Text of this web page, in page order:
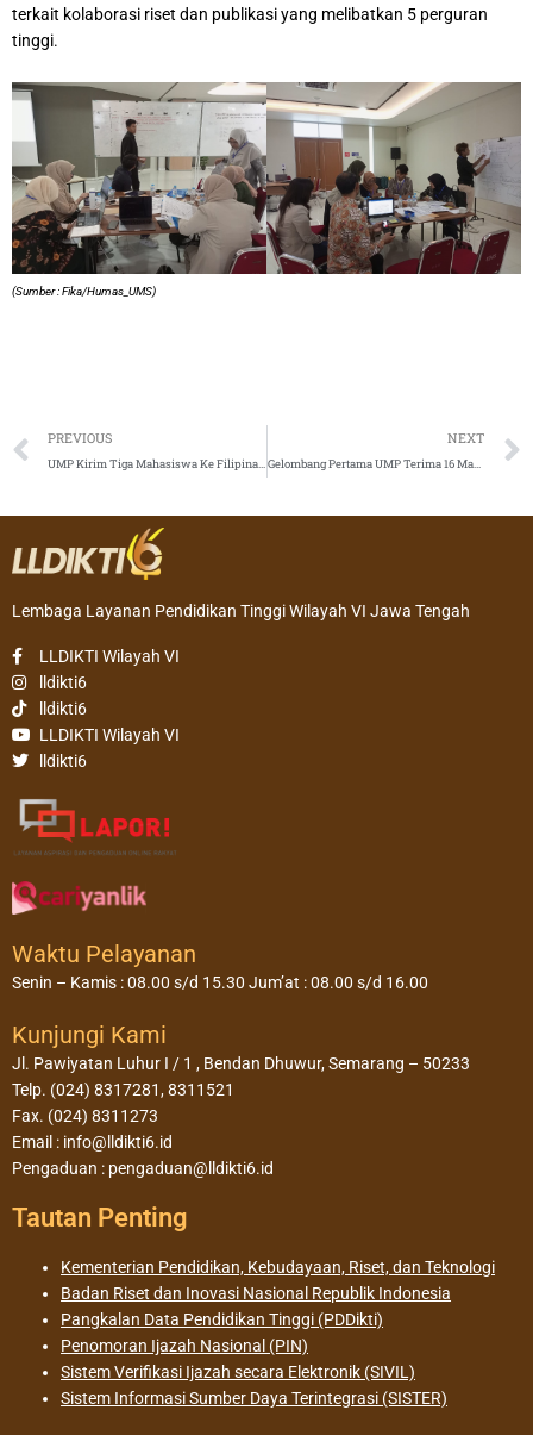
terkait kolaborasi riset dan publikasi yang melibatkan 5 perguran
tinggi.
(Sumber : Fika/Humas_UMS)
Prev
PREVIOUS NEXT
Gelombang Pertama UMP Terima 16 Mahasiswa Internasional
Lembaga Layanan Pendidikan Tinggi Wilayah VI Jawa Tengah
LLDIKTI Wilayah VI
lldikti6
lldikti6
LLDIKTI Wilayah VI
lldikti6
Waktu Pelayanan
Senin – Kamis : 08.00 s/d 15.30 Jum’at : 08.00 s/d 16.00
Kunjungi Kami
Jl. Pawiyatan Luhur I / 1 , Bendan Dhuwur, Semarang – 50233
Telp. (024) 8317281, 8311521
Fax. (024) 8311273
Email : info@lldikti6.id
Pengaduan : pengaduan@lldikti6.id
Tautan Penting
Kementerian Pendidikan, Kebudayaan, Riset, dan Teknologi
Badan Riset dan Inovasi Nasional Republik Indonesia
Pangkalan Data Pendidikan Tinggi (PDDikti)
Penomoran Ijazah Nasional (PIN)
Sistem Verifikasi Ijazah secara Elektronik (SIVIL)
Sistem Informasi Sumber Daya Terintegrasi (SISTER)